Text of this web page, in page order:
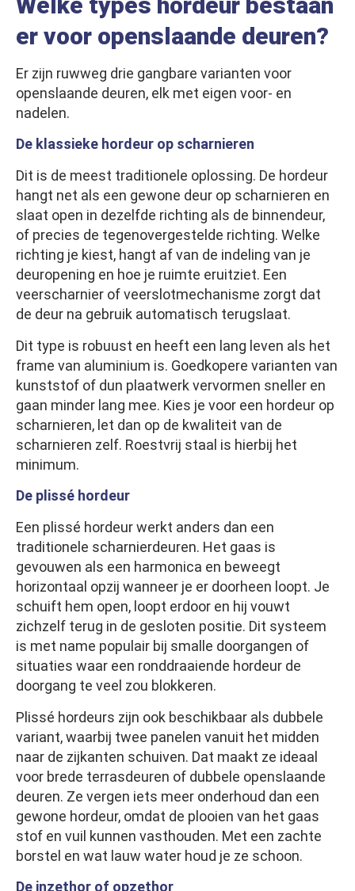
er voor openslaande deuren?
Er zijn ruwweg drie gangbare varianten voor
openslaande deuren, elk met eigen voor- en
nadelen.
De klassieke hordeur op scharnieren
Dit is de meest traditionele oplossing. De hordeur
hangt net als een gewone deur op scharnieren en
slaat open in dezelfde richting als de binnendeur,
of precies de tegenovergestelde richting. Welke
richting je kiest, hangt af van de indeling van je
deuropening en hoe je ruimte eruitziet. Een
veerscharnier of veerslotmechanisme zorgt dat
de deur na gebruik automatisch terugslaat.
Dit type is robuust en heeft een lang leven als het
frame van aluminium is. Goedkopere varianten van
kunststof of dun plaatwerk vervormen sneller en
gaan minder lang mee. Kies je voor een hordeur op
scharnieren, let dan op de kwaliteit van de
scharnieren zelf. Roestvrij staal is hierbij het
minimum.
De plissé hordeur
Een plissé hordeur werkt anders dan een
traditionele scharnierdeuren. Het gaas is
gevouwen als een harmonica en beweegt
horizontaal opzij wanneer je er doorheen loopt. Je
schuift hem open, loopt erdoor en hij vouwt
zichzelf terug in de gesloten positie. Dit systeem
is met name populair bij smalle doorgangen of
situaties waar een ronddraaiende hordeur de
doorgang te veel zou blokkeren.
Plissé hordeurs zijn ook beschikbaar als dubbele
variant, waarbij twee panelen vanuit het midden
naar de zijkanten schuiven. Dat maakt ze ideaal
voor brede terrasdeuren of dubbele openslaande
deuren. Ze vergen iets meer onderhoud dan een
gewone hordeur, omdat de plooien van het gaas
stof en vuil kunnen vasthouden. Met een zachte
borstel en wat lauw water houd je ze schoon.
De inzethor of opzethor